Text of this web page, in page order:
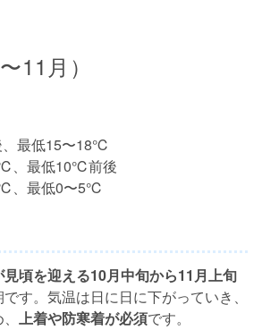
11月）
最低15〜18℃
、最低10℃前後
、最低0〜5℃
見頃を迎える10月中旬から11月上旬
す。気温は日に日に下がっていき、
上着や防寒着が必須です。